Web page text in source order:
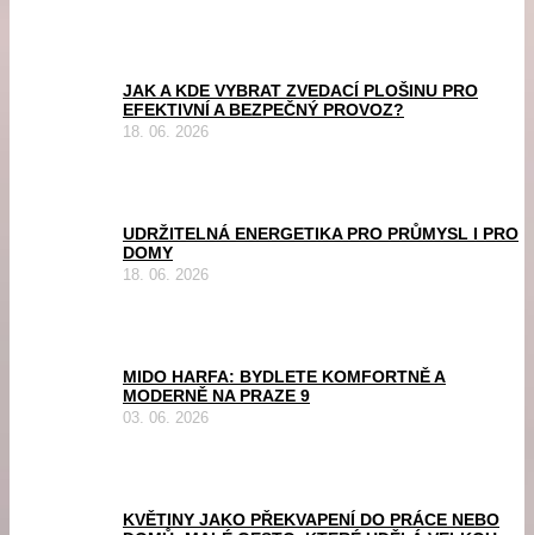
JAK A KDE VYBRAT ZVEDACÍ PLOŠINU PRO
EFEKTIVNÍ A BEZPEČNÝ PROVOZ?
18. 06. 2026
UDRŽITELNÁ ENERGETIKA PRO PRŮMYSL I PRO
DOMY
18. 06. 2026
MIDO HARFA: BYDLETE KOMFORTNĚ A
MODERNĚ NA PRAZE 9
03. 06. 2026
KVĚTINY JAKO PŘEKVAPENÍ DO PRÁCE NEBO